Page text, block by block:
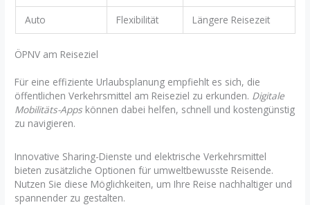
Auto Flexibilität Längere Reisezeit
ÖPNV am Reiseziel
Für eine effiziente Urlaubsplanung empfiehlt es sich, die
öffentlichen Verkehrsmittel am Reiseziel zu erkunden. Digitale
Mobilitäts-Appskönnen dabei helfen, schnell und kostengünstig
zu navigieren.
Innovative Sharing-Dienste und elektrische Verkehrsmittel
bieten zusätzliche Optionen für umweltbewusste Reisende.
Nutzen Sie diese Möglichkeiten, um Ihre Reise nachhaltiger und
spannender zu gestalten.